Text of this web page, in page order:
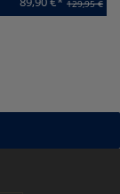
129,95 €